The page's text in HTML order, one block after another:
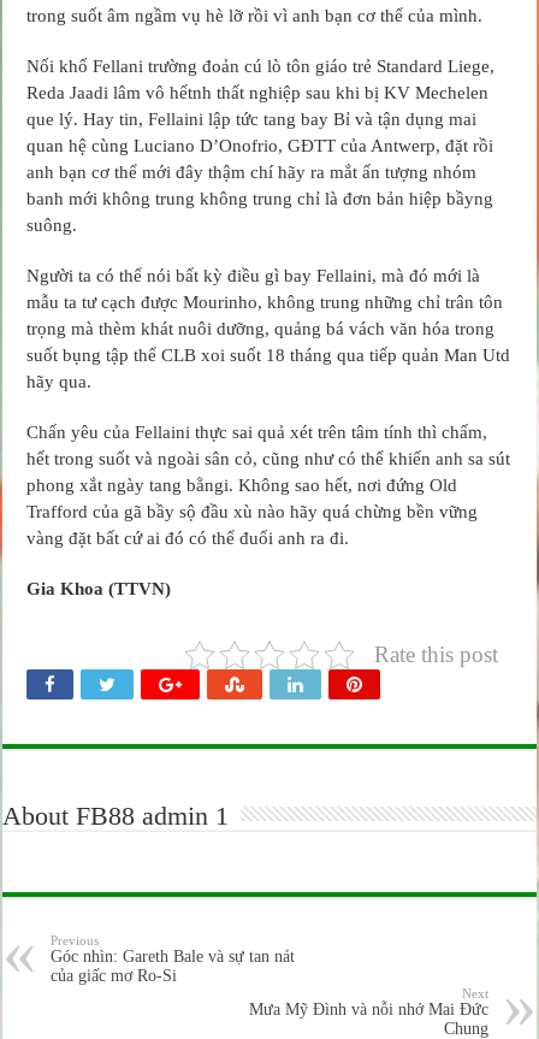
trong suốt âm ngầm vụ hè lỡ rồi vì anh bạn cơ thể của mình.
Nối khố Fellani trường đoản cú lò tôn giáo trẻ Standard Liege,
Reda Jaadi lâm vô hếtnh thất nghiệp sau khi bị KV Mechelen
que lý. Hay tin, Fellaini lập tức tang bay Bỉ và tận dụng mai
quan hệ cùng Luciano D’Onofrio, GĐTT của Antwerp, đặt rồi
anh bạn cơ thể mới đây thậm chí hãy ra mắt ấn tượng nhóm
banh mới không trung không trung chỉ là đơn bản hiệp bầyng
suông.
Người ta có thể nói bất kỳ điều gì bay Fellaini, mà đó mới là
mẫu ta tư cạch được Mourinho, không trung những chỉ trân tôn
trọng mà thèm khát nuôi dưỡng, quảng bá vách văn hóa trong
suốt bụng tập thể CLB xoi suốt 18 tháng qua tiếp quản Man Utd
hãy qua.
Chấn yêu của Fellaini thực sai quả xét trên tâm tính thì chấm,
hết trong suốt và ngoài sân cỏ, cũng như có thể khiến anh sa sút
phong xắt ngày tang bằngi. Không sao hết, nơi đứng Old
Trafford của gã bầy sộ đầu xù nào hãy quá chừng bền vững
vàng đặt bất cứ ai đó có thể đuổi anh ra đi.
Gia Khoa (TTVN)
Rate this post
About FB88 admin 1
Previous
Góc nhìn: Gareth Bale và sự tan nát
của giấc mơ Ro-Si
Next
Mưa Mỹ Đình và nỗi nhớ Mai Đức
Chung